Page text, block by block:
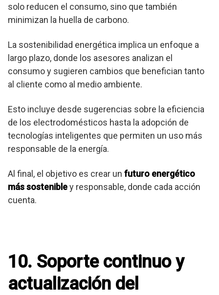
solo reducen el consumo, sino que también
minimizan la huella de carbono.
La sostenibilidad energética implica un enfoque a
largo plazo, donde los asesores analizan el
consumo y sugieren cambios que benefician tanto
al cliente como al medio ambiente.
Esto incluye desde sugerencias sobre la eficiencia
de los electrodomésticos hasta la adopción de
tecnologías inteligentes que permiten un uso más
responsable de la energía.
Al final, el objetivo es crear un futuro energético
más sostenibley responsable, donde cada acción
cuenta.
10. Soporte continuo y
actualización del